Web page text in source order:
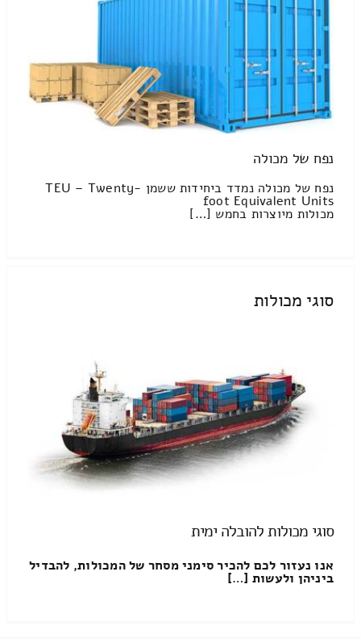
נפח של מכולה
נפח של מכולה נמדד ביחידות ששמן TEU – Twenty-
foot Equivalent Units
מכולות מיוצרות בחמש […]
סוגי מכולות
סוגי מכולות להובלה ימית
אנו נעזור לכם להכיר סימני מסחר של המכולות, להבדיל
ביניהן ולעשות […]